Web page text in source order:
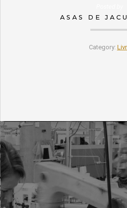
ASAS DE
Category: